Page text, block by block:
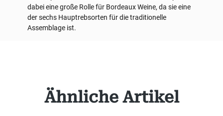
Produktgalerie überspringen
Ähnliche Artikel
dabei eine große Rolle für Bordeaux Weine, da sie eine
der sechs Hauptrebsorten für die traditionelle
Assemblage ist.